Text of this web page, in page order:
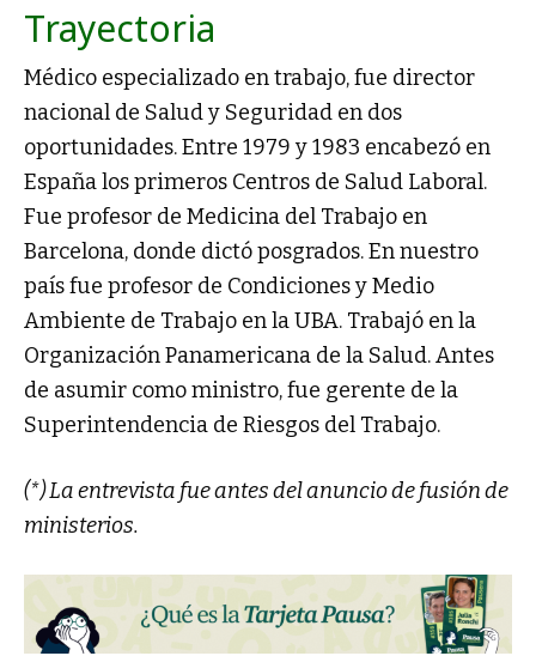
Trayectoria
Médico especializado en trabajo, fue director
nacional de Salud y Seguridad en dos
oportunidades. Entre 1979 y 1983 encabezó en
España los primeros Centros de Salud Laboral.
Fue profesor de Medicina del Trabajo en
Barcelona, donde dictó posgrados. En nuestro
país fue profesor de Condiciones y Medio
Ambiente de Trabajo en la UBA. Trabajó en la
Organización Panamericana de la Salud. Antes
de asumir como ministro, fue gerente de la
Superintendencia de Riesgos del Trabajo.
(*) La entrevista fue antes del anuncio de fusión de
ministerios.